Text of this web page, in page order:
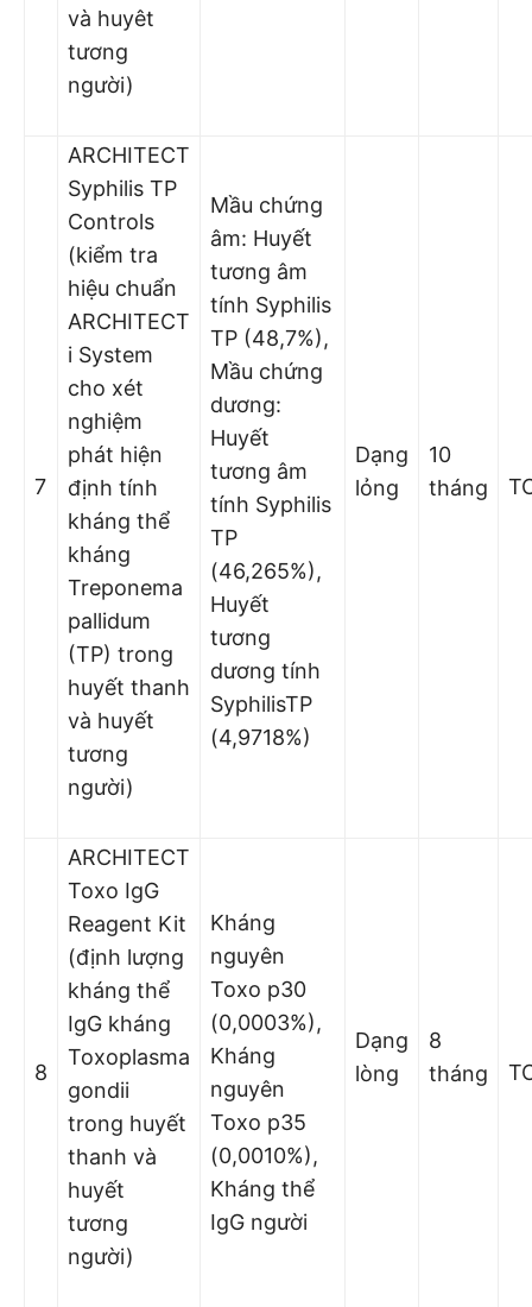
và huyêt
tương
người)
7
ARCHITECT
Syphilis TP
Controls
(kiểm tra
hiệu chuẩn
ARCHITECT
i System
cho xét
nghiệm
phát hiện
định tính
kháng thể
kháng
Treponema
pallidum
(TP) trong
huyết thanh
và huyết
tương
người)
Mầu chứng
âm: Huyết
tương âm
tính Syphilis
TP (48,7%),
Mầu chứng
dương:
Huyết
tương âm
tính Syphilis
TP
(46,265%),
Huyết
tương
dương tính
SyphilisTP
(4,9718%)
Dạng
lỏng
10
tháng
8
ARCHITECT
Toxo IgG
Reagent Kit
(định lượng
kháng thể
IgG kháng
Toxoplasma
gondii
trong huyết
thanh và
huyết
tương
người)
Kháng
nguyên
Toxo p30
(0,0003%),
Kháng
nguyên
Toxo p35
(0,0010%),
Kháng thể
IgG người
Dạng
lòng
8
tháng